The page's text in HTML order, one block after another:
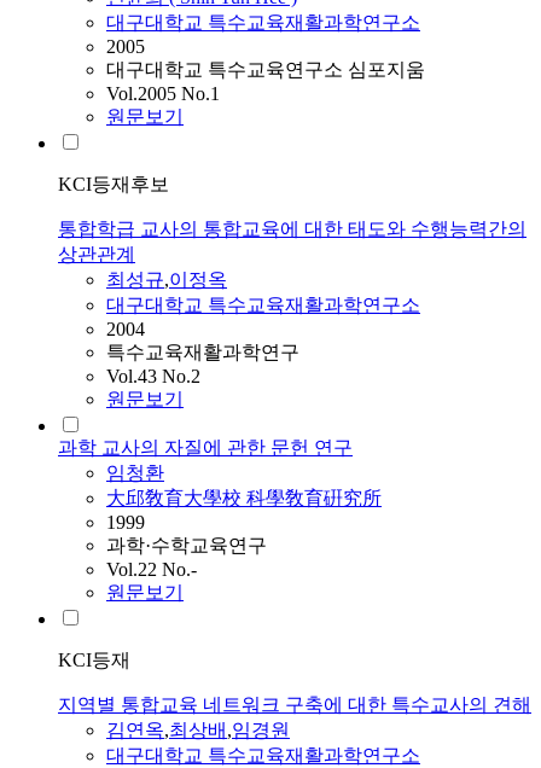
대구대학교 특수교육재활과학연구소
2005
대구대학교 특수교육연구소 심포지움
Vol.2005 No.1
원문보기
KCI등재후보
통합학급 교사의 통합교육에 대한 태도와 수행능력간의
상관관계
최성규,이정옥
대구대학교 특수교육재활과학연구소
2004
특수교육재활과학연구
Vol.43 No.2
원문보기
과학 교사의 자질에 관한 문헌 연구
임청환
大邱敎育大學校 科學敎育硏究所
1999
과학·수학교육연구
Vol.22 No.-
원문보기
KCI등재
지역별 통합교육 네트워크 구축에 대한 특수교사의 견해
김연옥,최상배 ,임경원
대구대학교 특수교육재활과학연구소